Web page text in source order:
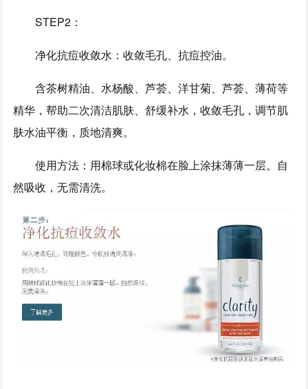
STEP2：
净化抗痘收敛水：收敛毛孔、抗痘控油。
含茶树精油、水杨酸、芦荟、洋甘菊、芦荟、薄荷等
精华，帮助二次清洁肌肤、舒缓补水，收敛毛孔，调节肌
肤水油平衡，质地清爽。
使用方法：用棉球或化妆棉在脸上涂抹薄薄一层。自
然吸收，无需清洗。